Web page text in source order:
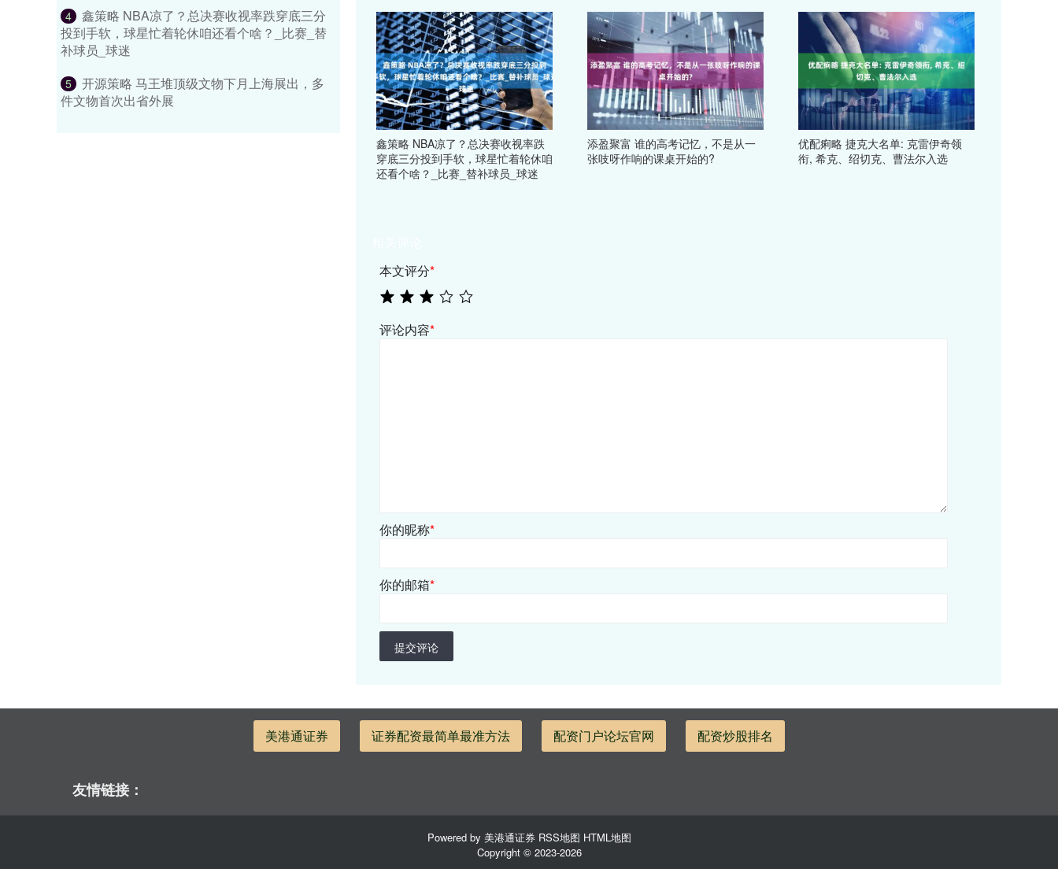
鑫策略 NBA凉了？总决赛收视率跌
穿底三分投到手软，球星忙着轮休咱
还看个啥？_比赛_替补球员_球迷
添盈聚富 谁的高考记忆，不是从一
张吱呀作响的课桌开始的?
优配痢略 捷克大名单: 克雷伊奇领
衔, 希克、绍切克、曹法尔入选
本文评分*
评论内容*
你的昵称*
你的邮箱*
提交评论
4
鑫策略 NBA凉了？总决赛收视率跌穿底三分
投到手软，球星忙着轮休咱还看个啥？_比赛_替
补球员_球迷
5
开源策略 马王堆顶级文物下月上海展出，多
件文物首次出省外展
美港通证券 证券配资最简单最准方法 配资门户论坛官网 配资炒股排名
友情链接：
Powered by 美港通证券 RSS地图 HTML地图
Copyright © 2023-2026